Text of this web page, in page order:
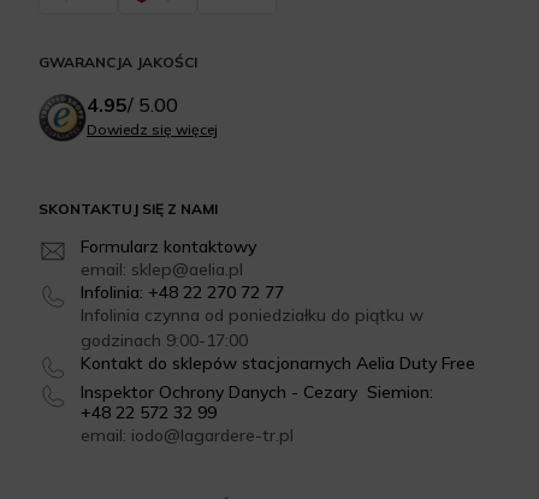
SKONTAKTUJ SIĘ Z NAMI
Formularz kontaktowy
email: sklep@aelia.pl
Infolinia: +48 22 270 72 77
Infolinia czynna od poniedziałku do piątku w
godzinach 9:00-17:00
Kontakt do sklepów stacjonarnych Aelia Duty Free
Inspektor Ochrony Danych - Cezary Siemion:
+48 22 572 32 99
email: iodo@lagardere-tr.pl
GWARANCJA JAKOŚCI
4.95/ 5.00
Dowiedz się więcej